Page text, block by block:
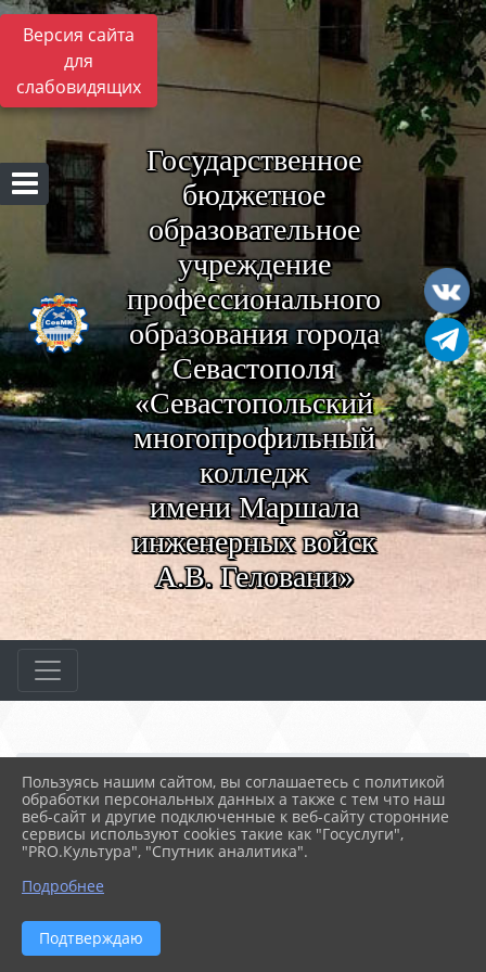
Версия сайта
для
слабовидящих
Государственное
бюджетное
образовательное
учреждение
профессионального
образования города
Севастополя
«Севастопольский
многопрофильный
колледж
имени Маршала
инженерных войск
А.В. Геловани»
Главная МЕРОПРИЯТИЯ
Новости
Выпускной у групп, обу...
03.03.2025 12:26
ВЫПУСКНОЙ У ГРУПП, ОБУЧАВШИХСЯ ПО
СПЕЦИАЛЬНОСТИ "ПРАВООХРАНИТЕЛЬНАЯ
Пользуясь нашим сайтом, вы соглашаетесь с политикой
обработки персональных данных а также с тем что наш
веб-сайт и другие подключенные к веб-сайту сторонние
сервисы используют cookies такие как "Госуслуги",
"PRO.Культура", "Спутник аналитика".
Подробнее
Подтверждаю